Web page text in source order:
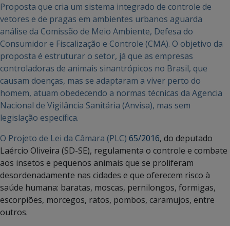
Proposta que cria um sistema integrado de controle de
vetores e de pragas em ambientes urbanos aguarda
análise da Comissão de Meio Ambiente, Defesa do
Consumidor e Fiscalização e Controle (CMA). O objetivo da
proposta é estruturar o setor, já que as empresas
controladoras de animais sinantrópicos no Brasil, que
causam doenças, mas se adaptaram a viver perto do
homem, atuam obedecendo a normas técnicas da Agencia
Nacional de Vigilância Sanitária (Anvisa), mas sem
legislação específica.
O Projeto de Lei da Câmara (PLC) 65/2016, do deputado
Laércio Oliveira (SD-SE), regulamenta o controle e combate
aos insetos e pequenos animais que se proliferam
desordenadamente nas cidades e que oferecem risco à
saúde humana: baratas, moscas, pernilongos, formigas,
escorpiões, morcegos, ratos, pombos, caramujos, entre
outros.